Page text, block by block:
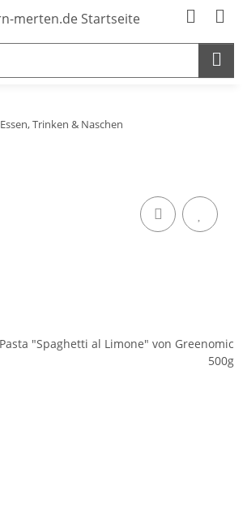
Essen, Trinken & Naschen